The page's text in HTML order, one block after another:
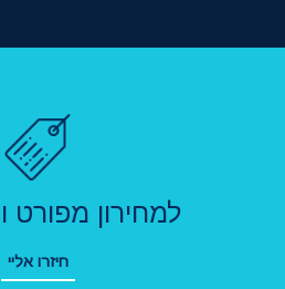
למחירון מפורט
חיזרו אליי